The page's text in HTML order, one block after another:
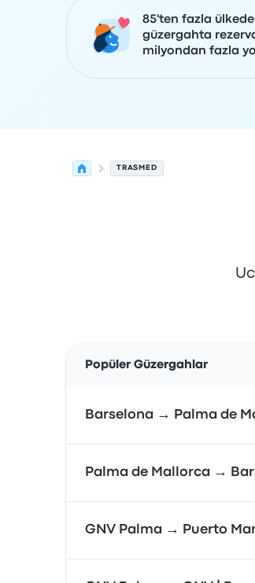
85'ten fazla
güzergahta
milyondan fazla
TRASMED
Popüler Güzergahlar
Barselona → Palma de
Palma de Mallorca →
GNV Palma → Puerto